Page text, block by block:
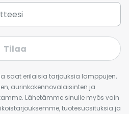
Tilaa
saat erilaisia tarjouksia lamppujen,
aurinkokennovalaisinten ja
Lähetämme sinulle myös vain
tuotesuosituksia ja